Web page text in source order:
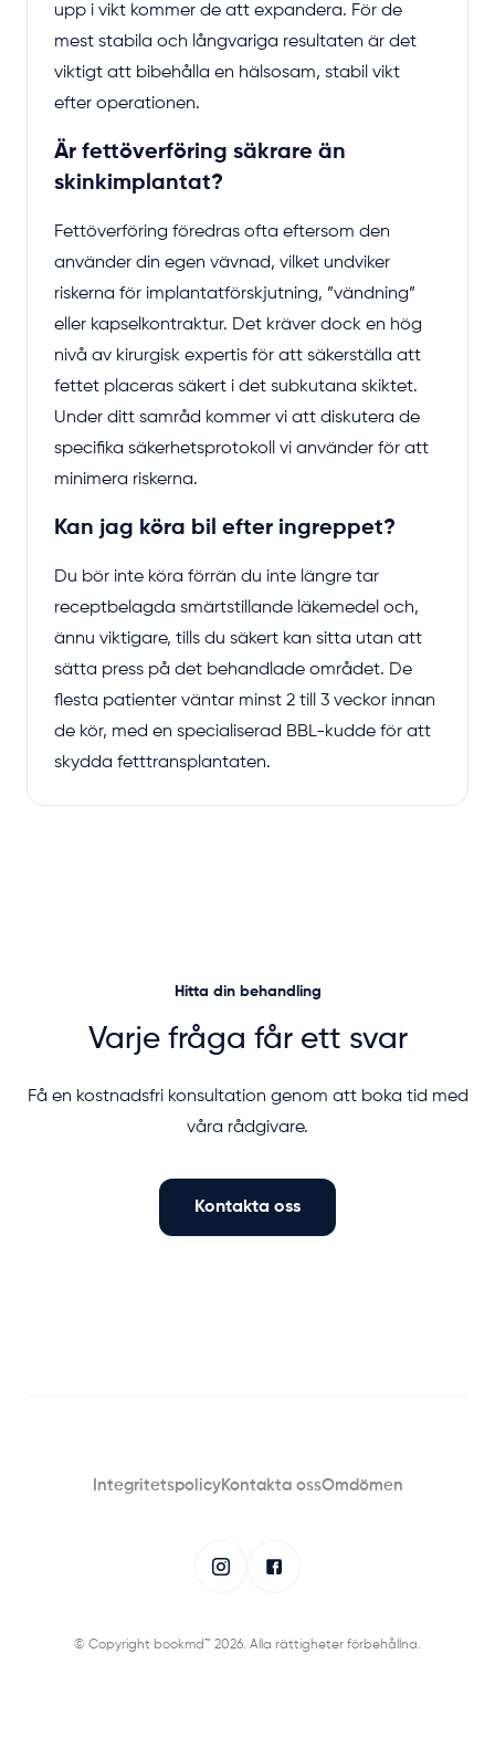
upp i vikt kommer de att expandera. För de
mest stabila och långvariga resultaten är det
viktigt att bibehålla en hälsosam, stabil vikt
efter operationen.
Är fettöverföring säkrare än
skinkimplantat?
Fettöverföring föredras ofta eftersom den
använder din egen vävnad, vilket undviker
riskerna för implantatförskjutning, ”vändning”
eller kapselkontraktur. Det kräver dock en hög
nivå av kirurgisk expertis för att säkerställa att
fettet placeras säkert i det subkutana skiktet.
Under ditt samråd kommer vi att diskutera de
specifika säkerhetsprotokoll vi använder för att
minimera riskerna.
Kan jag köra bil efter ingreppet?
Du bör inte köra förrän du inte längre tar
receptbelagda smärtstillande läkemedel och,
ännu viktigare, tills du säkert kan sitta utan att
sätta press på det behandlade området. De
flesta patienter väntar minst 2 till 3 veckor innan
de kör, med en specialiserad BBL-kudde för att
skydda fetttransplantaten.
Hitta din behandling
Varje fråga får ett svar
Få en kostnadsfri konsultation genom att boka tid med
våra rådgivare.
Kontakta oss
© Copyright bookmd™ 2026. Alla rättigheter förbehållna.
IntegritetspolicyKontakta ossOmdömen